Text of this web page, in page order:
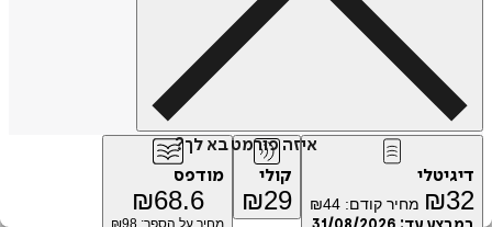
איזה פורמט בא לך?
₪ מחיר קודם: ₪44
₪ 29
מודפס
₪68.6
מחיר על הספר: ₪98